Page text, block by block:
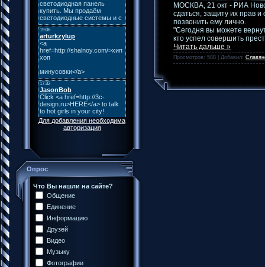
Для добавления необходима
авторизация
Опрос
Что Вы нашли на сайте?
Общение
Единение
Информацию
Друзей
Видео
Музыку
Фотографии
МОСКВА, 21 окт - РИА
сдаться, защиту их прав и
позвонить ему лично.
"Сегодня вы можете
кто успел совершить
Читать дальше »
Просмотров: 588 | Добавил: